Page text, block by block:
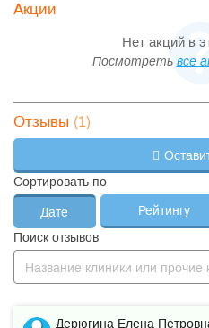
Акции
Нет акций в
Посмотреть все
Отзывы (1)
Сортировать по
Дате Рейтингу
Поиск отзывов
Дерюгина Елена